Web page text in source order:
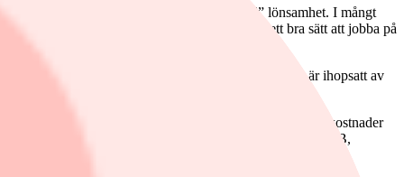
omsättningsklassen 50-350 Mkr med ”god” lönsamhet. I mångt
man känner igen väl sedan tidigare. Det är ett bra sätt att jobba på
på PE-firman Procuritas. Bolagsnamnet Karnell är ihopsatt av
på 28 kr. Man betalar drygt 6 procent i transaktionskostnader
är säkrade med Berenberg, SP Fund Managment, SHB,